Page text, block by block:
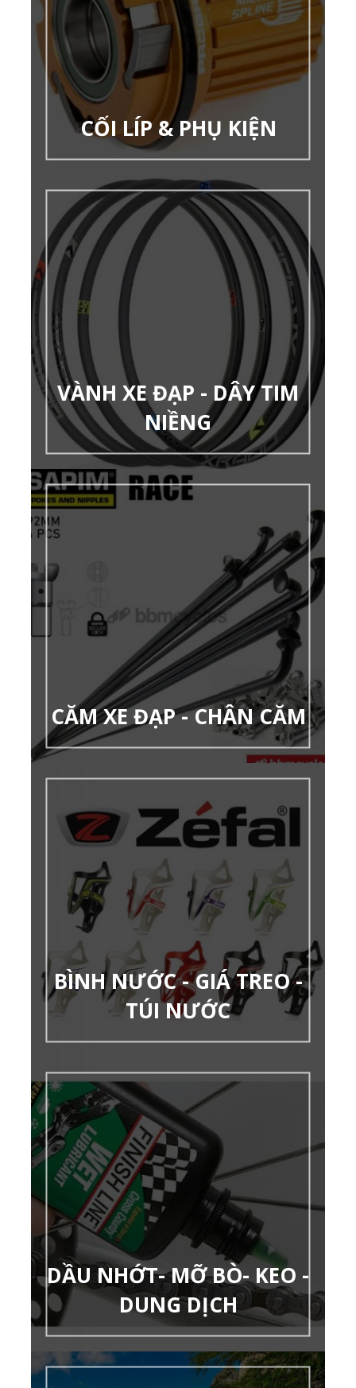
CỐI LÍP & PHỤ KIỆN
VÀNH XE ĐẠP - DÂY TIM
NIỀNG
CĂM XE ĐẠP - CHÂN CĂM
BÌNH NƯỚC - GIÁ TREO -
TÚI NƯỚC
DẦU NHỚT- MỠ BÒ- KEO -
DUNG DỊCH